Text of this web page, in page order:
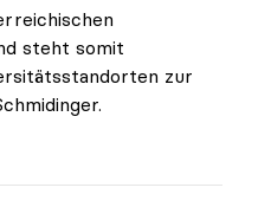
steht somit
zur
740 Studierende